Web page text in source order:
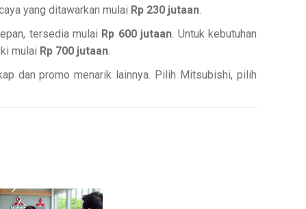
yang ditawarkan mulai Rp 230 jutaan.
tersedia mulai Rp 600 jutaan. Untuk kebutuhan
mulai Rp 700 jutaan.
dan promo menarik lainnya. Pilih Mitsubishi, pilih